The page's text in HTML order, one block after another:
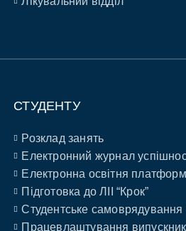
СТУДЕНТУ
Розклад занять
Електронний журнал
Електронна освітня
Підготовка до ЛІІ “Крок”
Студентське самоврядування
Працевлаштування